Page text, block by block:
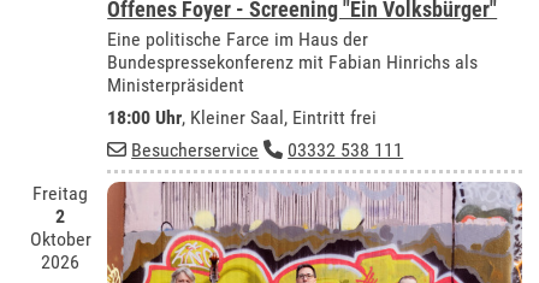
Offenes Foyer - Screening "Ein Volksbürger"
Eine politische Farce im Haus der
Bundespressekonferenz mit Fabian Hinrichs als
Ministerpräsident
18:00 Uhr, Kleiner Saal , Eintritt frei
Besucherservice
03332 538 111
Freitag
2
Oktober
2026